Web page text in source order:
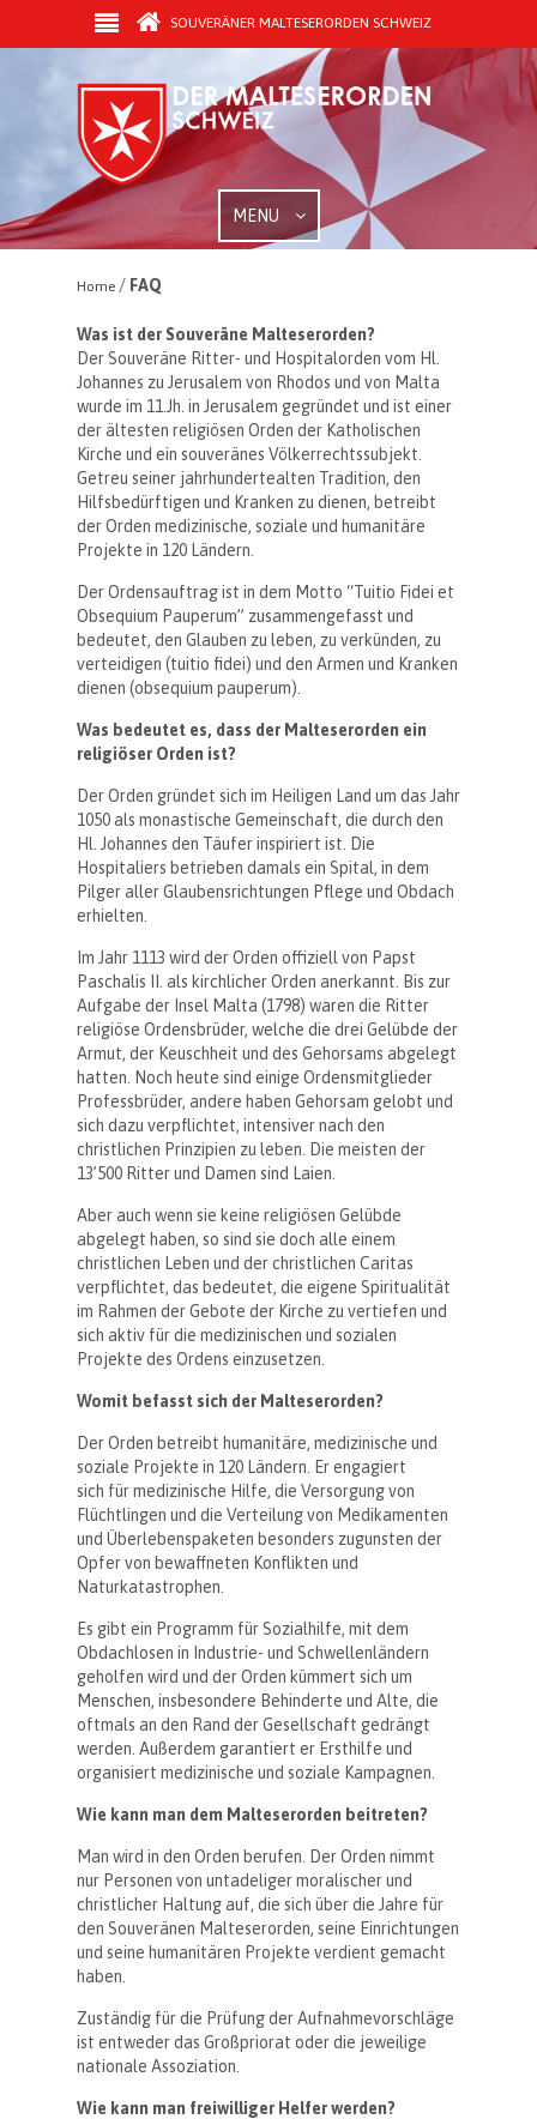
SOUVERÄNER MALTESERORDEN SCHWEIZ
MENU
Home / FAQ
Was ist der Souveräne Malteserorden?
Der Souveräne Ritter- und Hospitalorden vom Hl.
Johannes zu Jerusalem von Rhodos und von Malta
wurde im 11.Jh. in Jerusalem gegründet und ist einer
der ältesten religiösen Orden der Katholischen
Kirche und ein souveränes Völkerrechtssubjekt.
Getreu seiner jahrhundertealten Tradition, den
Hilfsbedürftigen und Kranken zu dienen, betreibt
der Orden medizinische, soziale und humanitäre
Projekte in 120 Ländern.
Der Ordensauftrag ist in dem Motto “Tuitio Fidei et
Obsequium Pauperum” zusammengefasst und
bedeutet, den Glauben zu leben, zu verkünden, zu
verteidigen (tuitio fidei) und den Armen und Kranken
dienen (obsequium pauperum).
Was bedeutet es, dass der Malteserorden ein
religiöser Orden ist?
Der Orden gründet sich im Heiligen Land um das Jahr
1050 als monastische Gemeinschaft, die durch den
Hl. Johannes den Täufer inspiriert ist. Die
Hospitaliers betrieben damals ein Spital, in dem
Pilger aller Glaubensrichtungen Pflege und Obdach
erhielten.
Im Jahr 1113 wird der Orden offiziell von Papst
Paschalis II. als kirchlicher Orden anerkannt. Bis zur
Aufgabe der Insel Malta (1798) waren die Ritter
religiöse Ordensbrüder, welche die drei Gelübde der
Armut, der Keuschheit und des Gehorsams abgelegt
hatten. Noch heute sind einige Ordensmitglieder
Professbrüder, andere haben Gehorsam gelobt und
sich dazu verpflichtet, intensiver nach den
christlichen Prinzipien zu leben. Die meisten der
13’500 Ritter und Damen sind Laien.
Aber auch wenn sie keine religiösen Gelübde
abgelegt haben, so sind sie doch alle einem
christlichen Leben und der christlichen Caritas
verpflichtet, das bedeutet, die eigene Spiritualität
im Rahmen der Gebote der Kirche zu vertiefen und
sich aktiv für die medizinischen und sozialen
Projekte des Ordens einzusetzen.
Womit befasst sich der Malteserorden?
Der Orden betreibt humanitäre, medizinische und
soziale Projekte in 120 Ländern. Er engagiert
sich für medizinische Hilfe, die Versorgung von
Flüchtlingen und die Verteilung von Medikamenten
und Überlebenspaketen besonders zugunsten der
Opfer von bewaffneten Konflikten und
Naturkatastrophen.
Es gibt ein Programm für Sozialhilfe, mit dem
Obdachlosen in Industrie- und Schwellenländern
geholfen wird und der Orden kümmert sich um
Menschen, insbesondere Behinderte und Alte, die
oftmals an den Rand der Gesellschaft gedrängt
werden. Außerdem garantiert er Ersthilfe und
organisiert medizinische und soziale Kampagnen.
Wie kann man dem Malteserorden beitreten?
Man wird in den Orden berufen. Der Orden nimmt
nur Personen von untadeliger moralischer und
christlicher Haltung auf, die sich über die Jahre für
den Souveränen Malteserorden, seine Einrichtungen
und seine humanitären Projekte verdient gemacht
haben.
Zuständig für die Prüfung der Aufnahmevorschläge
ist entweder das Großpriorat oder die jeweilige
nationale Assoziation.
Wie kann man freiwilliger Helfer werden?